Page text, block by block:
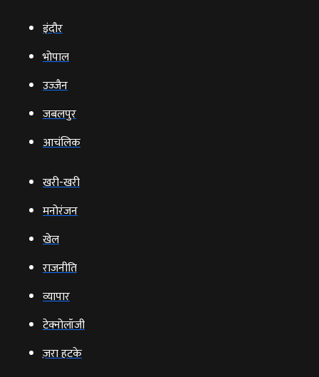
इंदौर
भोपाल
उज्‍जैन
जबलपुर
आचंलिक
खरी-खरी
मनोरंजन
खेल
राजनीति
व्‍यापार
टेक्‍नोलॉजी
ज़रा हटके